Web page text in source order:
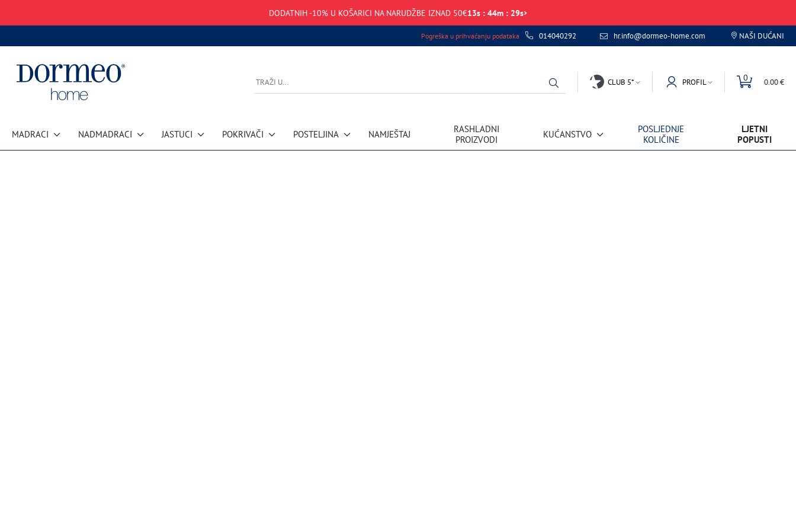
DODATNIH -10% U KOŠARICI NA NARUDŽBE IZNAD 50€13s : 44m : 29s
Pogreška u prihvaćanju podataka 014040292 hr.info@dormeo-home.com NAŠI DUĆANI
CLUB 5* PROFIL 0 0.00 €
MADRACI NADMADRACI JASTUCI POKRIVAČI POSTELJINA NAMJEŠTAJ
RASHLADNI
PROIZVODI
KUĆANSTVO
POSLJEDNJE
KOLIČINE
LJETNI
POPUSTI